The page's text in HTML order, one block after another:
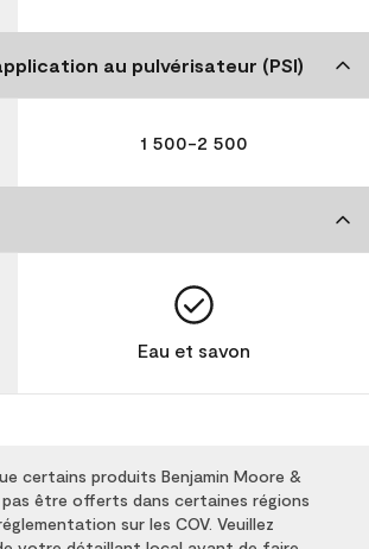
au pulvérisateur (PSI)
1 500-2 500
Eau et savon
certains produits Benjamin Moore &
être offerts dans certaines régions
sur les COV. Veuillez